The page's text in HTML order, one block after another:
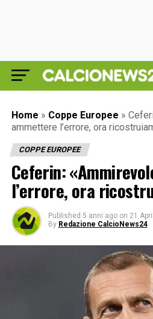
Home » Coppe Europee »
ammettere l’errore, ora
COPPE EUROPEE
Ceferin:
l’errore, ora
Published 5 anni ago on 21
By Redazione CalcioNews24